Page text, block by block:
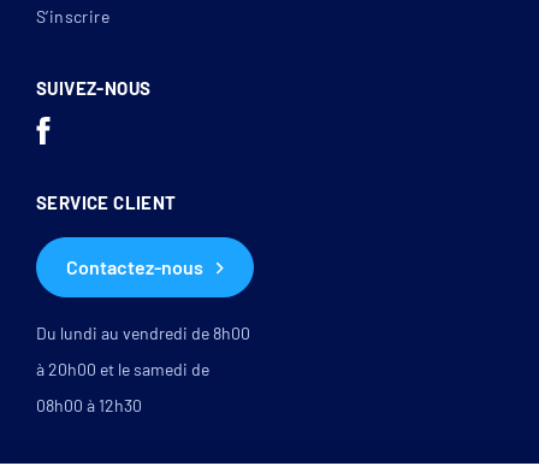
S’inscrire
SUIVEZ-NOUS
SERVICE CLIENT
Contactez-nous
Du lundi au vendredi de 8h00
à 20h00 et le samedi de
08h00 à 12h30